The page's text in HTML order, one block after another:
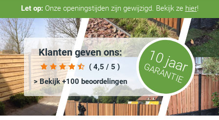
Let op:Onze openingstijden zijn gewijzigd. Bekijk ze hier!
Klanten geven ons:
( 4,5 / 5 )
> Bekijk +100 beoordelingen
10 jaar
GARANTIE